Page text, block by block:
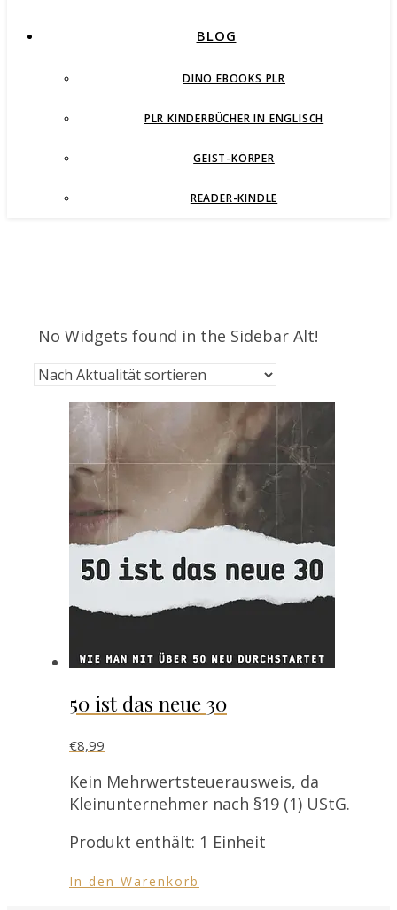
BLOG
DINO EBOOKS PLR
PLR KINDERBÜCHER IN ENGLISCH
GEIST-KÖRPER
READER-KINDLE
No Widgets found in the Sidebar Alt!
50 ist das neue 30
€8,99
Kein Mehrwertsteuerausweis, da
Kleinunternehmer nach §19 (1) UStG.
Produkt enthält: 1 Einheit
In den Warenkorb